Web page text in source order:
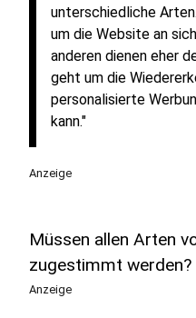
unterschiedliche
um die Website an
anderen dienen eher
geht um die
personalisierte
kann."
Anzeige
Müssen allen Arten
zugestimmt werden?
Anzeige